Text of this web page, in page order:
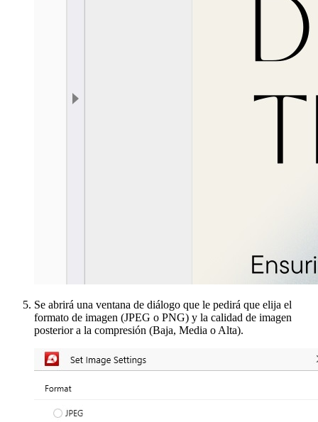
Se abrirá una ventana de diálogo que le pedirá que elija el
formato de imagen (JPEG o PNG) y la calidad de imagen
posterior a la compresión (Baja, Media o Alta).